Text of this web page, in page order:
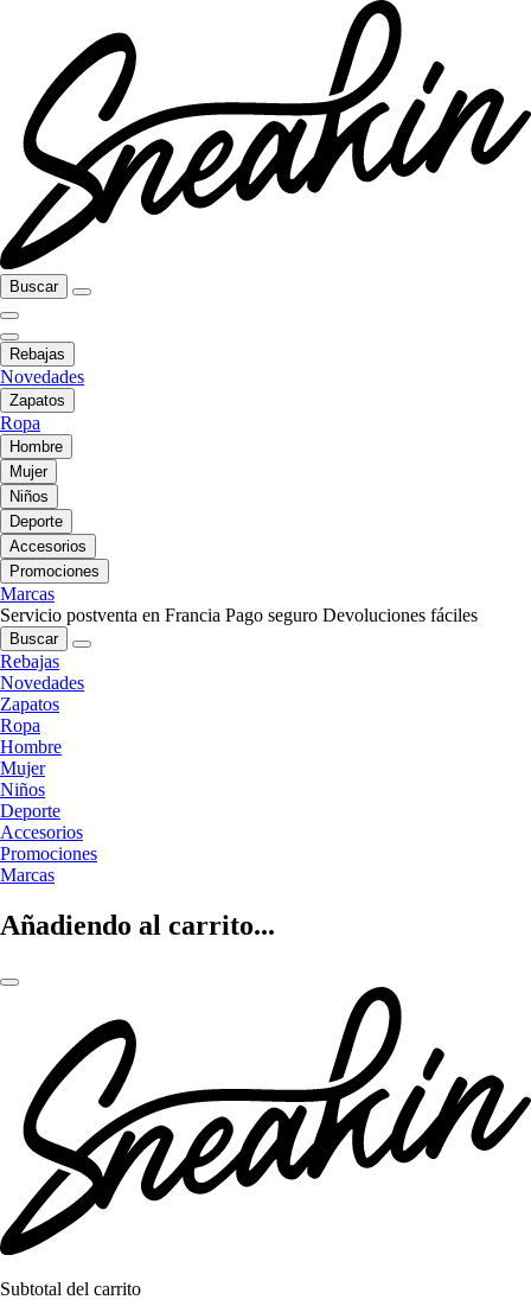
Buscar
Rebajas
Novedades
Zapatos
Ropa
Hombre
Mujer
Niños
Deporte
Accesorios
Promociones
Marcas
Servicio postventa en Francia Pago seguro Devoluciones fáciles
Buscar
Rebajas
Novedades
Zapatos
Ropa
Hombre
Mujer
Niños
Deporte
Accesorios
Promociones
Marcas
Añadiendo al carrito...
Subtotal del carrito